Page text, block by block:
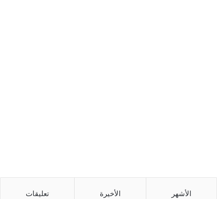
الأشهر الأخيرة تعليقات